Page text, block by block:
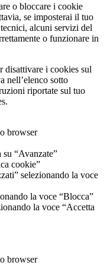
o bloccare i cookie
se imposterai il tuo
alcuni servizi del
o funzionare in
disattivare i cookies sul
nell’elenco sotto
riportate sul tuo
browser
su “Avanzate”
cookie”
selezionando la voce
la voce “Blocca”
la voce “Accetta
browser